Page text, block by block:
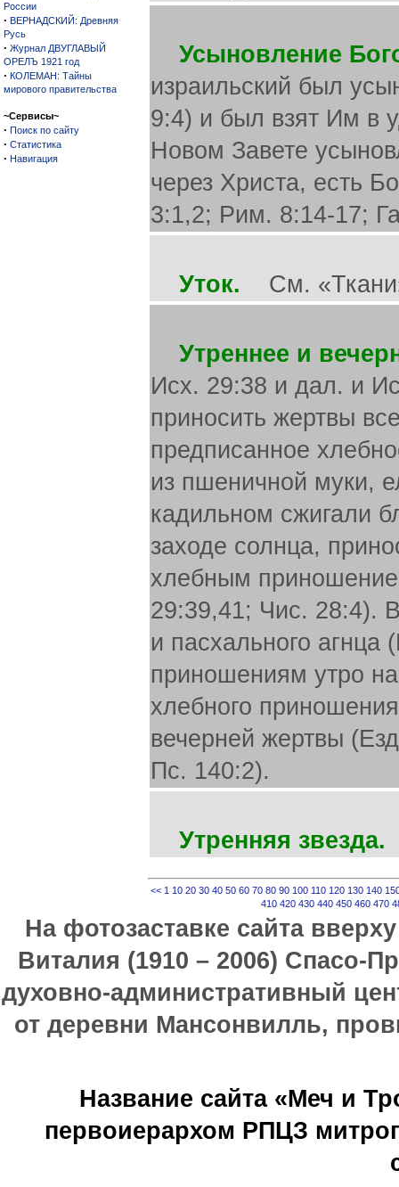
России
· ВЕРНАДСКИЙ: Древняя
Русь
· Журнал ДВУГЛАВЫЙ
ОРЕЛЪ 1921 год
· КОЛЕМАН: Тайны
мирового правительства
~Сервисы~
· Поиск по сайту
· Статистика
· Навигация
Усыновление
израильский был
9:4) и был взят Им в
Новом Завете
через Христа, есть
3:1,2; Рим. 8:14-17;
Уток. См.
Утреннее и
Исх. 29:38 и дал. и
приносить жертвы
предписанное
из пшеничной муки,
кадильном сжигали
заходе солнца,
хлебным
29:39,41; Чис. 28:4).
и пасхального
приношениям утро
хлебного
вечерней жертвы
Пс. 140:2).
Утренняя звезда.
<< 1 10 20 30 40 50 60 70 80 90 100 110 120 130 140
410 420 430 440 450 460 470
На фотозаставке сайта
Виталия (1910 – 2006) Спасо-
духовно-административный
от деревни Мансонвилль,
Название сайта «Меч и
первоиерархом РПЦЗ